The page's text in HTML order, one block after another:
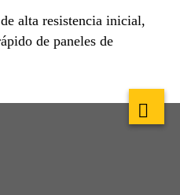
alta resistencia inicial,
de paneles de